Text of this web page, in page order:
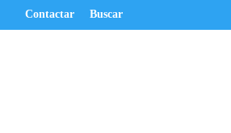
Contactar Buscar